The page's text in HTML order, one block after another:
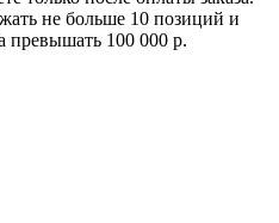
не больше 10 позиций и
превышать 100 000 р.